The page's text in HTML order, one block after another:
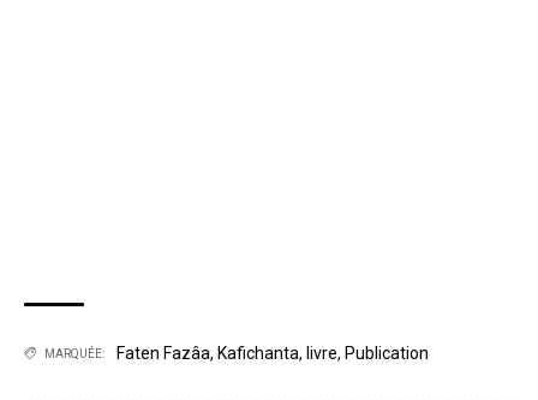
MARQUÉE: Faten Fazâa, Kafichanta, livre, Publication